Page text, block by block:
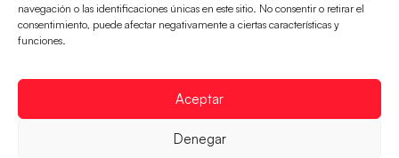
navegación o las identificaciones únicas en este sitio. No consentir o retirar el
consentimiento, puede afectar negativamente a ciertas características y
funciones.
Aceptar
Denegar
CONTACTO
FINANCIADO
RFEBM © 2024. Todos los derechos reservados –
Desarrollado por